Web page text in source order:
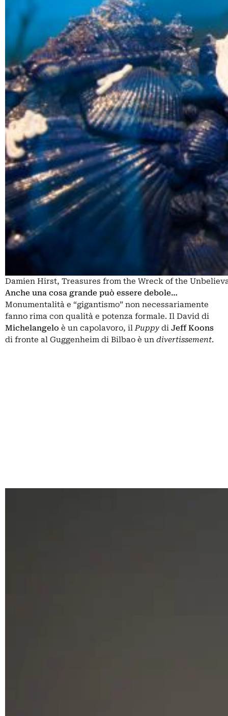
Damien Hirst, Treasures from the Wreck of the
Anche una cosa grande può essere debole…
Monumentalità e “gigantismo” non necessariamente
fanno rima con qualità e potenza formale. Il David di
Michelangelo è un capolavoro, ilPuppy di Jeff Koons
di fronte al Guggenheim di Bilbao è un divertissement.